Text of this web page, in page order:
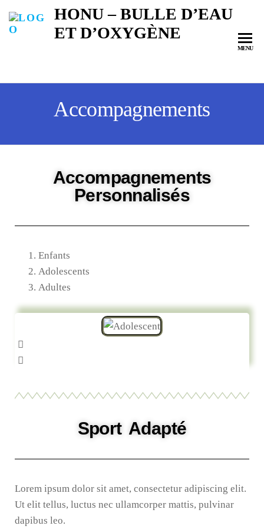
HONU – BULLE D’EAU
ET D’OXYGÈNE
MENU
Accompagnements
Accompagnements
Personnalisés
Enfants
Adolescents
Adultes
Sport Adapté
Lorem ipsum dolor sit amet, consectetur adipiscing elit.
Ut elit tellus, luctus nec ullamcorper mattis, pulvinar
dapibus leo.